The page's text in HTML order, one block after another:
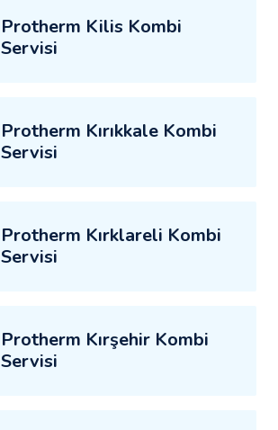
Protherm Kilis Kombi
Servisi
Protherm Kırıkkale Kombi
Servisi
Protherm Kırklareli Kombi
Servisi
Protherm Kırşehir Kombi
Servisi